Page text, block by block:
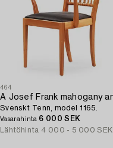
464
Svenskt Tenn, model 1165.
Vasarahinta 6 000 SEK
Lähtöhinta 4 000 - 5 000 SEK